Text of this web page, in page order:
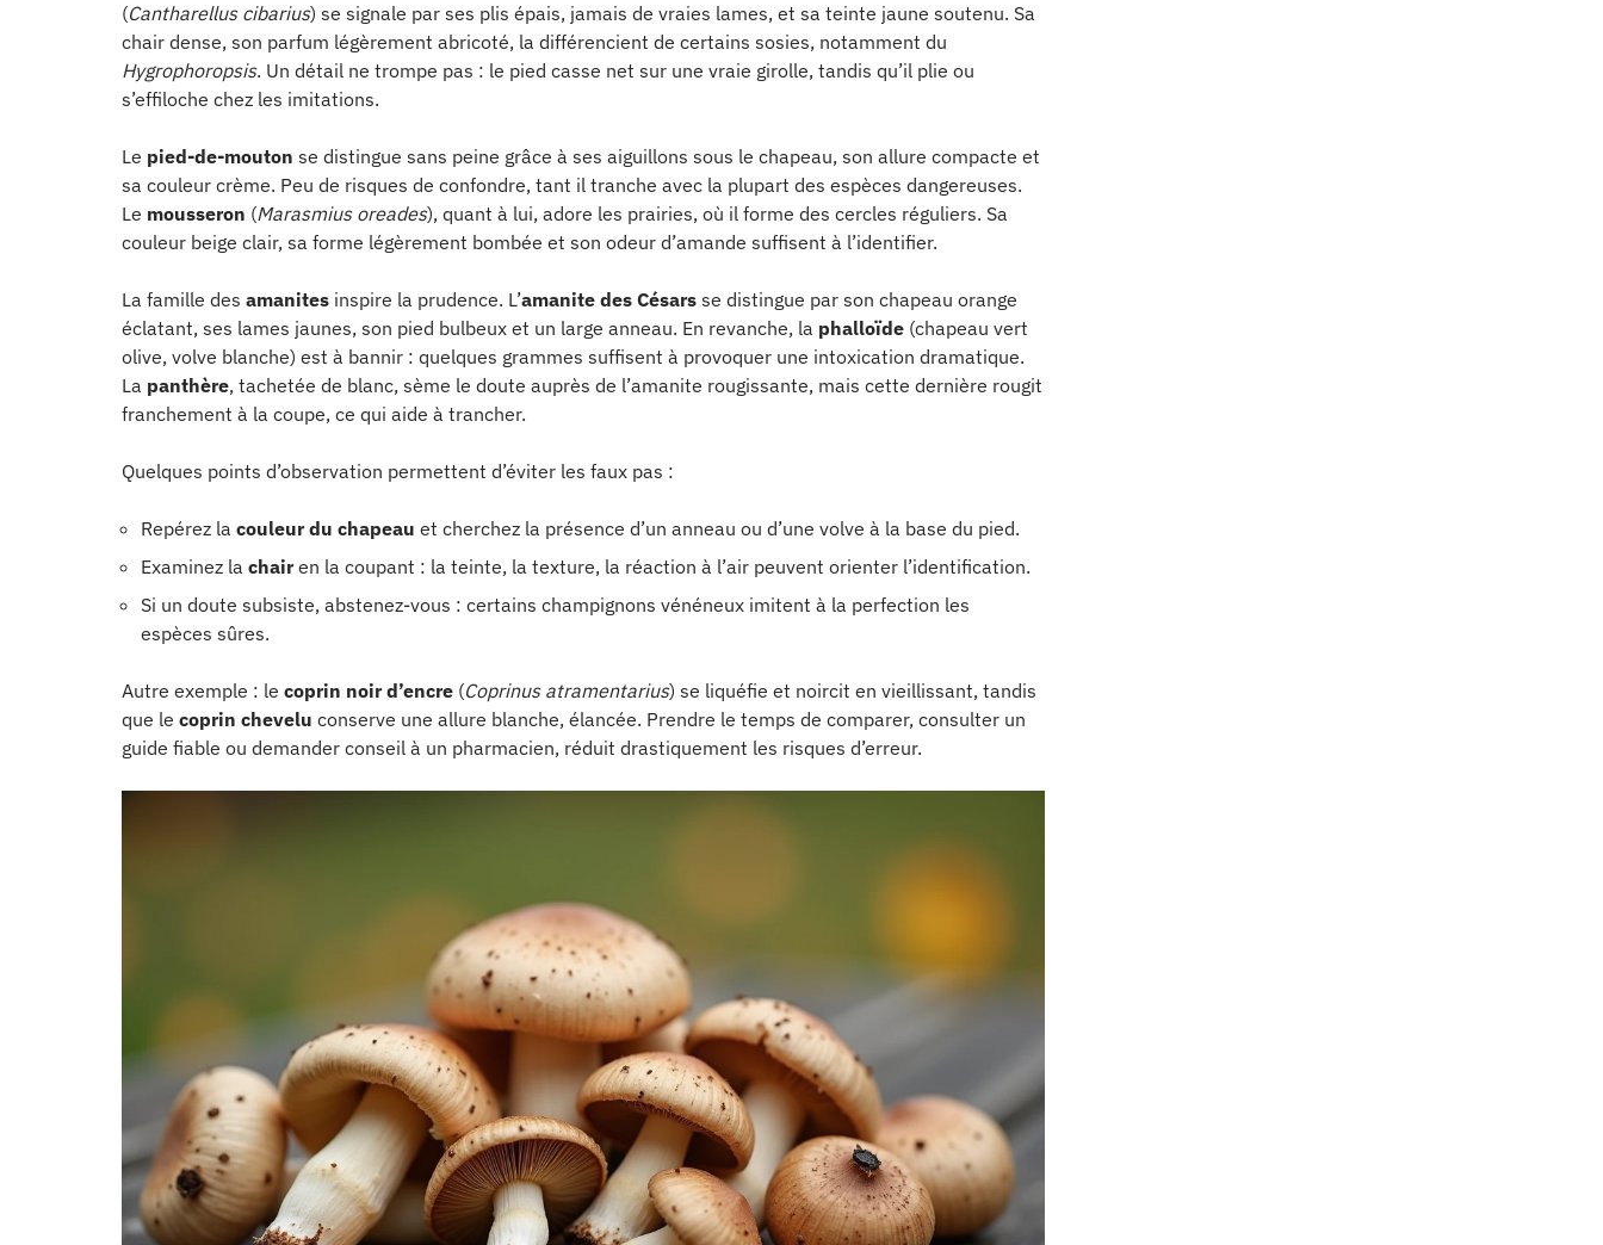
(Cantharellus cibarius) se signale par ses plis épais, jamais de vraies lames, et sa teinte jaune soutenu. Sa
chair dense, son parfum légèrement abricoté, la différencient de certains sosies, notamment du
Hygrophoropsis. Un détail ne trompe pas : le pied casse net sur une vraie girolle, tandis qu’il plie ou
s’effiloche chez les imitations.
Le pied-de-mouton se distingue sans peine grâce à ses aiguillons sous le chapeau, son allure compacte et
sa couleur crème. Peu de risques de confondre, tant il tranche avec la plupart des espèces dangereuses.
Le mousseron (Marasmius oreades), quant à lui, adore les prairies, où il forme des cercles réguliers. Sa
couleur beige clair, sa forme légèrement bombée et son odeur d’amande suffisent à l’identifier.
La famille des amanites inspire la prudence. L’amanite des Césars se distingue par son chapeau orange
éclatant, ses lames jaunes, son pied bulbeux et un large anneau. En revanche, la phalloïde (chapeau vert
olive, volve blanche) est à bannir : quelques grammes suffisent à provoquer une intoxication dramatique.
La panthère, tachetée de blanc, sème le doute auprès de l’amanite rougissante, mais cette dernière rougit
franchement à la coupe, ce qui aide à trancher.
Quelques points d’observation permettent d’éviter les faux pas :
Repérez la couleur du chapeau et cherchez la présence d’un anneau ou d’une volve à la base du pied.
Examinez la chairen la coupant : la teinte, la texture, la réaction à l’air peuvent orienter l’identification.
Si un doute subsiste, abstenez-vous : certains champignons vénéneux imitent à la perfection les
espèces sûres.
Autre exemple : le coprin noir d’encre (Coprinus atramentarius) se liquéfie et noircit en vieillissant, tandis
que le coprin chevelu conserve une allure blanche, élancée. Prendre le temps de comparer, consulter un
guide fiable ou demander conseil à un pharmacien, réduit drastiquement les risques d’erreur.